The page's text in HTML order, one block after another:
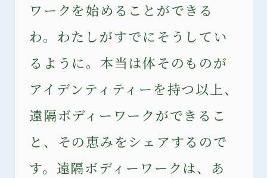
ワークを始めることができる
わ。わたしがすでにそうしてい
るように。本当は体そのものが
アイデンティティーを持つ以上、
遠隔ボディーワークができるこ
と、その恵みをシェアするので
す。遠隔ボディーワークは、あ